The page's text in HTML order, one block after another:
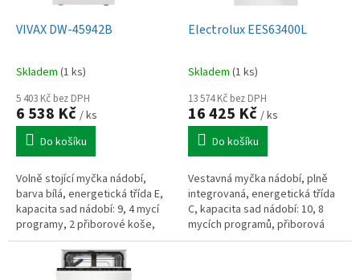
VIVAX DW-45942B
Skladem (1 ks)
5 403 Kč bez DPH
6 538 Kč / ks
Do košíku
Volně stojící myčka nádobí,
barva bílá, energetická třída E,
kapacita sad nádobí: 9, 4 mycí
programy, 2 přiborové koše,
šířka 45 cm.
Electrolux EES63400L
Skladem (1 ks)
13 574 Kč bez DPH
16 425 Kč / ks
Do košíku
Vestavná myčka nádobí, plně
integrovaná, energetická třída
C, kapacita sad nádobí: 10, 8
mycích programů, přiborová
zásuvka, technologie AirDry,